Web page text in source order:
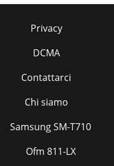
Privacy
DCMA
Contattarci
Chi siamo
Samsung SM-T710
Ofm 811-LX